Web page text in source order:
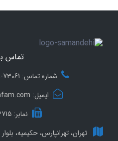
تماس
شماره تماس: 73061-021 ، 77338605-021
ایمیل: info@poosheshfam.com
نمابر: 77963715-021
تهران، تهرانپارس، حکیمیه،